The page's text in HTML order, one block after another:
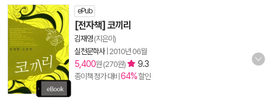
ePub
[전자책] 코끼리
김재영(지은이)
실천문학사| 2010년 06월
5,400원 (270원) 9.3
종이책 정가 대비 64%할인